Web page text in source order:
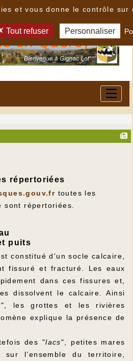
répertoriées
toutes les
sont répertoriées.
puits
constitué d'un socle calcaire,
fissuré et fracturé. Les eaux
dans ces fissures et,
dissolvent le calcaire. Ainsi
", les grottes et les rivières
explique la présence de
des "lacs", petites mares
sur l’ensemble du territoire,
et vous donne le contrôle sur
Tout refuser Personnaliser